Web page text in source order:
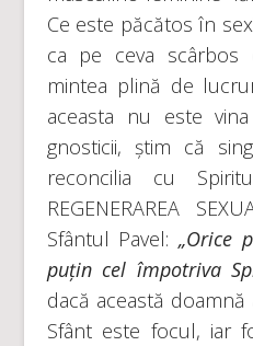
Ce este păcătos în
ca pe ceva
mintea plină de
aceasta nu este
gnosticii, știm că
reconcilia cu
REGENERAREA
Sfântul Pavel: „Orice
puțin cel împotriva
dacă această
Sfânt este focul, iar